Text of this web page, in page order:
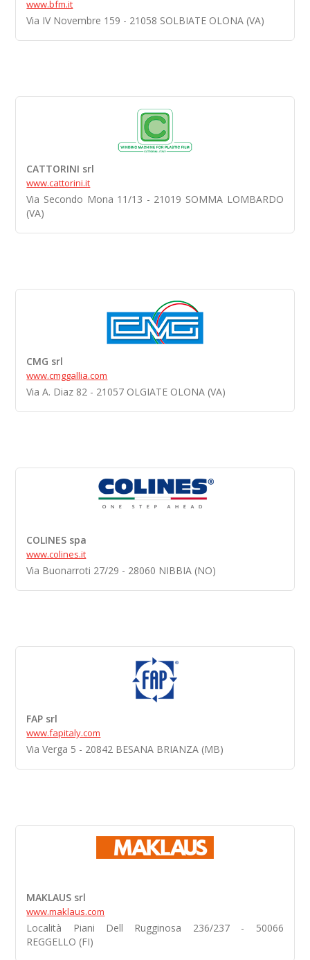
www.bfm.it
Via IV Novembre 159 - 21058 SOLBIATE OLONA (VA)
CATTORINI srl
www.cattorini.it
Via Secondo Mona 11/13 - 21019 SOMMA LOMBARDO
(VA)
CMG srl
www.cmggallia.com
Via A. Diaz 82 - 21057 OLGIATE OLONA (VA)
COLINES spa
www.colines.it
Via Buonarroti 27/29 - 28060 NIBBIA (NO)
FAP srl
www.fapitaly.com
Via Verga 5 - 20842 BESANA BRIANZA (MB)
MAKLAUS srl
www.maklaus.com
Località Piani Dell Rugginosa 236/237 - 50066
REGGELLO (FI)